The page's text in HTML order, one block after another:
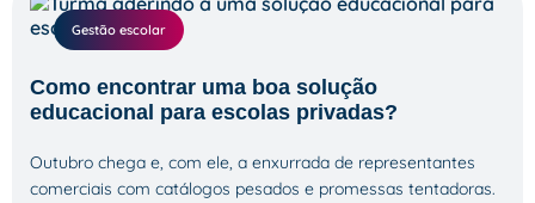
Gestão escolar
Como encontrar uma boa solução
educacional para escolas privadas?
Outubro chega e, com ele, a enxurrada de representantes
comerciais com catálogos pesados e promessas tentadoras.